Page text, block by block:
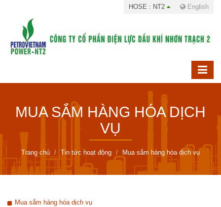
HOSE : NT2 English
MUA SẮM HÀNG HÓA DỊCH
VỤ
Trang chủ Tin tức hoạt động Mua sắm hàng hóa dịch vụ
Mua sắm hàng hóa dịch vụ